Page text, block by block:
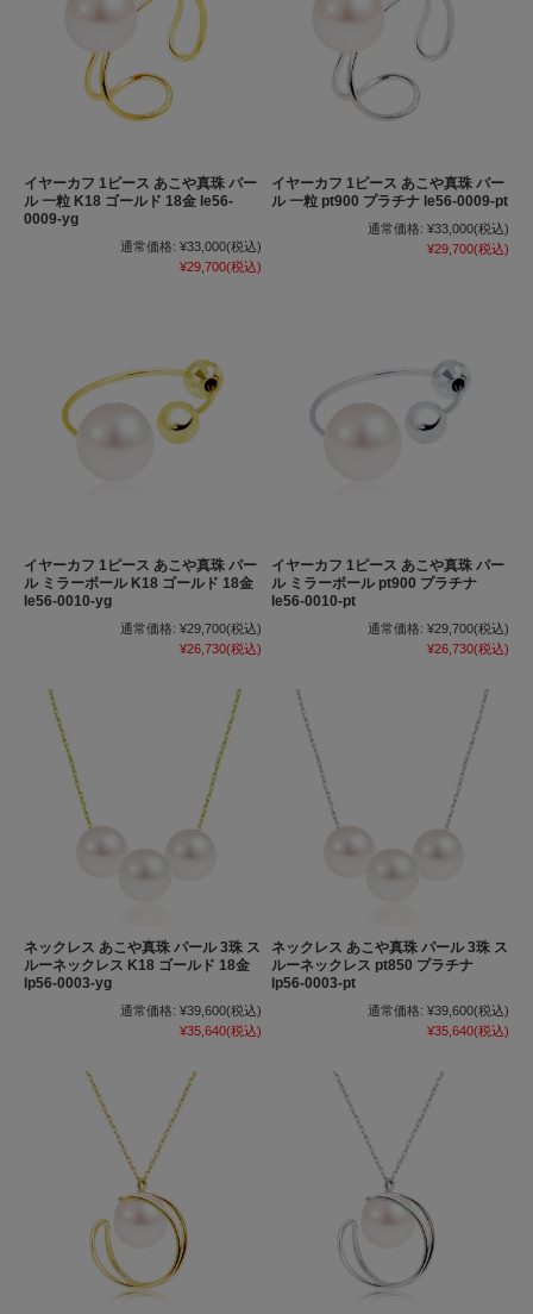
イヤーカフ 1ピース あこや真珠 パー
ル 一粒 K18 ゴールド 18金 le56-
0009-yg
通常価格: ¥33,000(税込)
¥29,700(税込)
イヤーカフ 1ピース あこや真珠 パー
ル 一粒 pt900 プラチナ le56-0009-pt
通常価格: ¥33,000(税込)
¥29,700(税込)
イヤーカフ 1ピース あこや真珠 パー
ル ミラーボール K18 ゴールド 18金
le56-0010-yg
通常価格: ¥29,700(税込)
¥26,730(税込)
イヤーカフ 1ピース あこや真珠 パー
ル ミラーボール pt900 プラチナ
le56-0010-pt
通常価格: ¥29,700(税込)
¥26,730(税込)
ネックレス あこや真珠 パール 3珠 ス
ルーネックレス K18 ゴールド 18金
lp56-0003-yg
通常価格: ¥39,600(税込)
¥35,640(税込)
ネックレス あこや真珠 パール 3珠 ス
ルーネックレス pt850 プラチナ
lp56-0003-pt
通常価格: ¥39,600(税込)
¥35,640(税込)